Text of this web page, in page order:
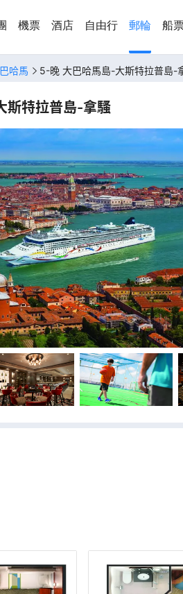
機票 酒店 自由行 郵輪 船
哈馬 5-晚 大巴哈馬島-大斯特拉普島-
斯特拉普島-拿騷